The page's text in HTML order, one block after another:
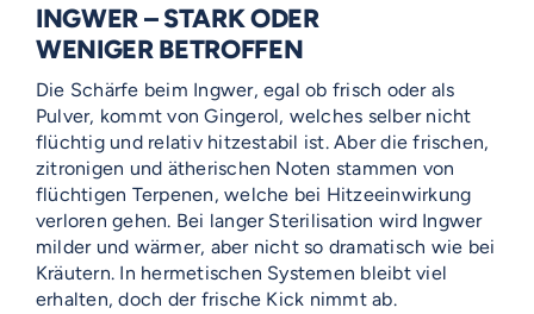
INGWER – STARK ODER
WENIGER BETROFFEN
Die Schärfe beim Ingwer, egal ob frisch oder als
Pulver, kommt von Gingerol, welches selber nicht
flüchtig und relativ hitzestabil ist. Aber die frischen,
zitronigen und ätherischen Noten stammen von
flüchtigen Terpenen, welche bei Hitzeeinwirkung
verloren gehen. Bei langer Sterilisation wird Ingwer
milder und wärmer, aber nicht so dramatisch wie bei
Kräutern. In hermetischen Systemen bleibt viel
erhalten, doch der frische Kick nimmt ab.